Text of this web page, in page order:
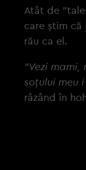
Atât de
care știm că
rău ca el.
"Vezi
soțului meu
râzând în